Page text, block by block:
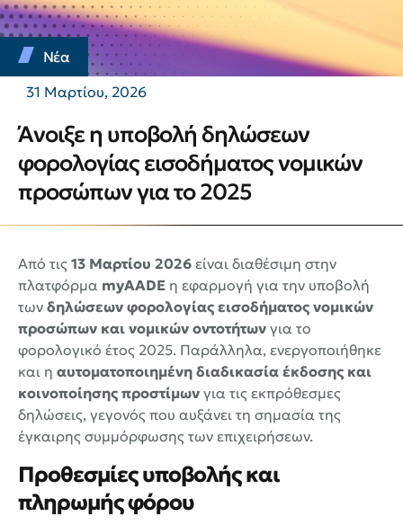
Νέα
31 Μαρτίου, 2026
Άνοιξε η υποβολή δηλώσεων
φορολογίας εισοδήματος νομικών
προσώπων για το 2025
Από τις 13 Μαρτίου 2026 είναι διαθέσιμη στην
πλατφόρμα myAADE η εφαρμογή για την υποβολή
των δηλώσεων φορολογίας εισοδήματος νομικών
προσώπων και νομικών οντοτήτων για το
φορολογικό έτος 2025. Παράλληλα, ενεργοποιήθηκε
και η αυτοματοποιημένη διαδικασία έκδοσης και
κοινοποίησης προστίμων για τις εκπρόθεσμες
δηλώσεις, γεγονός που αυξάνει τη σημασία της
έγκαιρης συμμόρφωσης των επιχειρήσεων.
Προθεσμίες υποβολής και
πληρωμής φόρου